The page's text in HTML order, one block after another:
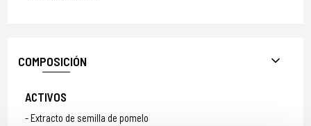
COMPOSICIÓN
ACTIVOS
Extracto de semilla de pomelo